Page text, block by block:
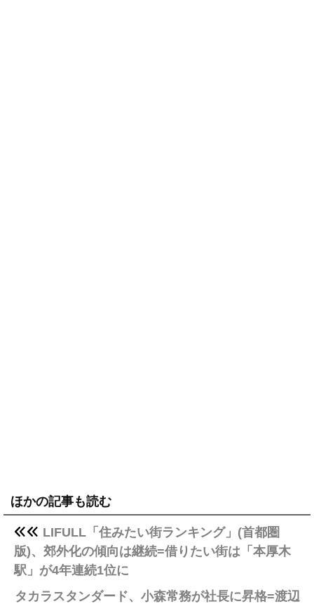
ほかの記事も読む
LIFULL「住みたい街ランキング」(首都圏
版)、郊外化の傾向は継続=借りたい街は「本厚木
駅」が4年連続1位に
タカラスタンダード、小森常務が社長に昇格=渡辺